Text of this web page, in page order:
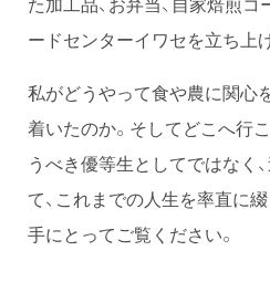
ードセンターイワセを立ち上
私がどうやって食や農に関心
着いたのか。そしてどこへ行
うべき優等生としてではなく
て、これまでの人生を率直に
手にとってご覧ください。